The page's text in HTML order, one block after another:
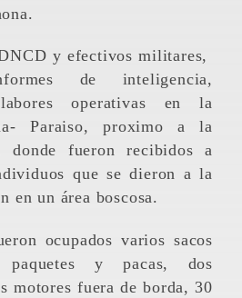
de inteligencia,
operativas en la
Paraiso, proximo a la
donde fueron recibidos a
que se dieron a la
en un área boscosa.
paquetes y pacas, dos
motores fuera de borda, 30